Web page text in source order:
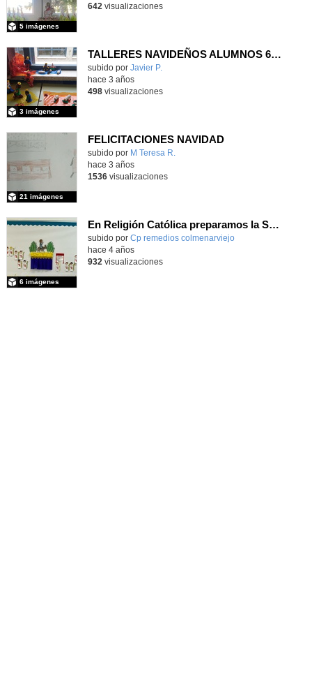
5 imágenes
642visualizaciones
TALLERES NAVIDEÑOS ALUMNOS 6ºB Y FAMILIAS
Contenido educativo.
subido por Javier P.
3 imágenes
-
hace 3 años
498visualizaciones
FELICITACIONES NAVIDAD
subido por M Teresa R.
21 imágenes
-
hace 3 años
1536visualizaciones
En Religión Católica preparamos la Semana Santa
Contenido educativo.
subido por Cp remedios colmenarviejo
6 imágenes
-
hace 4 años
932visualizaciones